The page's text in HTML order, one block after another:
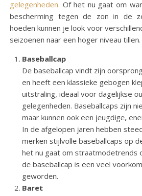
gelegenheden. Of het nu gaat om
bescherming tegen de zon in de
hoeden kunnen je look voor
seizoenen naar een hoger niveau tillen.
Baseballcap
De baseballcap vindt zijn
en heeft een klassieke gebogen
uitstraling, ideaal voor dagelijkse
gelegenheden. Baseballcaps zijn
maar kunnen ook een jeugdige,
In de afgelopen jaren hebben
merken stijlvolle baseballcaps op
het nu gaat om straatmodetrends
de baseballcap is een veel
geworden.
Baret